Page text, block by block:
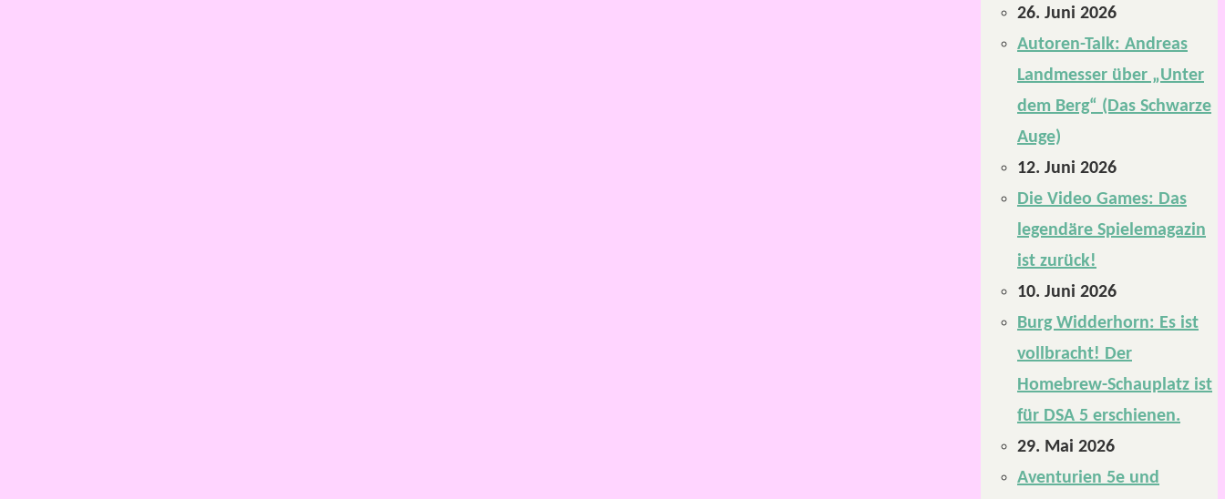
26. Juni 2026
Autoren-Talk: Andreas
Landmesser über „Unter
dem Berg“ (Das Schwarze
Auge)
12. Juni 2026
Die Video Games: Das
legendäre Spielemagazin
ist zurück!
10. Juni 2026
Burg Widderhorn: Es ist
vollbracht! Der
Homebrew-Schauplatz ist
für DSA 5 erschienen.
29. Mai 2026
Aventurien 5e und